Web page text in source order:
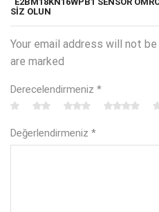
SIZ OLUN
Your email address will not
are marked
Derecelendirmeniz *
Değerlendirmeniz *